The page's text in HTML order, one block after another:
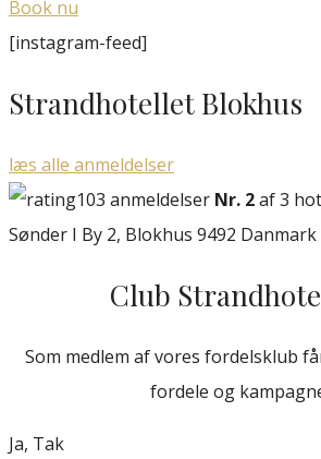
Book nu
[instagram-feed]
Strandhotellet Blokhus
læs alle anmeldelser
103 anmeldelser Nr. 2af 3
Sønder I By 2, Blokhus 9492 Danmark
Club
Som medlem af vores fordelsklub
fordele og
Ja, Tak